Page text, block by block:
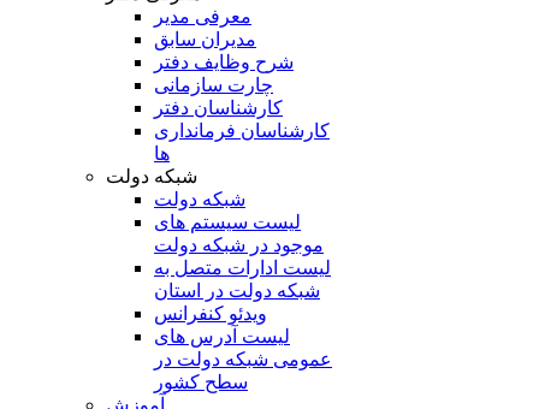
معرفی مدیر
مدیران سابق
شرح وظایف دفتر
چارت سازمانی
کارشناسان دفتر
کارشناسان فرمانداری
ها
شبکه دولت
شبکه دولت
لیست سیستم های
موجود در شبکه دولت
لیست ادارات متصل به
شبکه دولت در استان
ویدئو کنفرانس
لیست آدرس های
عمومی شبکه دولت در
سطح کشور
آموزش